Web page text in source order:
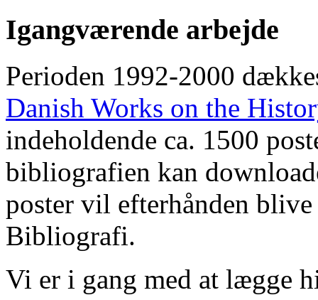
Igangværende arbejde
Perioden 1992-2000
Danish Works on the
indeholdende ca. 1500
bibliografien kan
poster vil efterhånden
Bibliografi.
Vi er i gang med at lægge